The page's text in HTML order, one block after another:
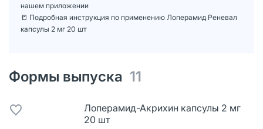
нашем приложении
📒 Подробная инструкция по применению Лоперамид Реневал
капсулы 2 мг 20 шт
Формы выпуска 11
Лоперамид-Акрихин капсулы 2 мг
20 шт